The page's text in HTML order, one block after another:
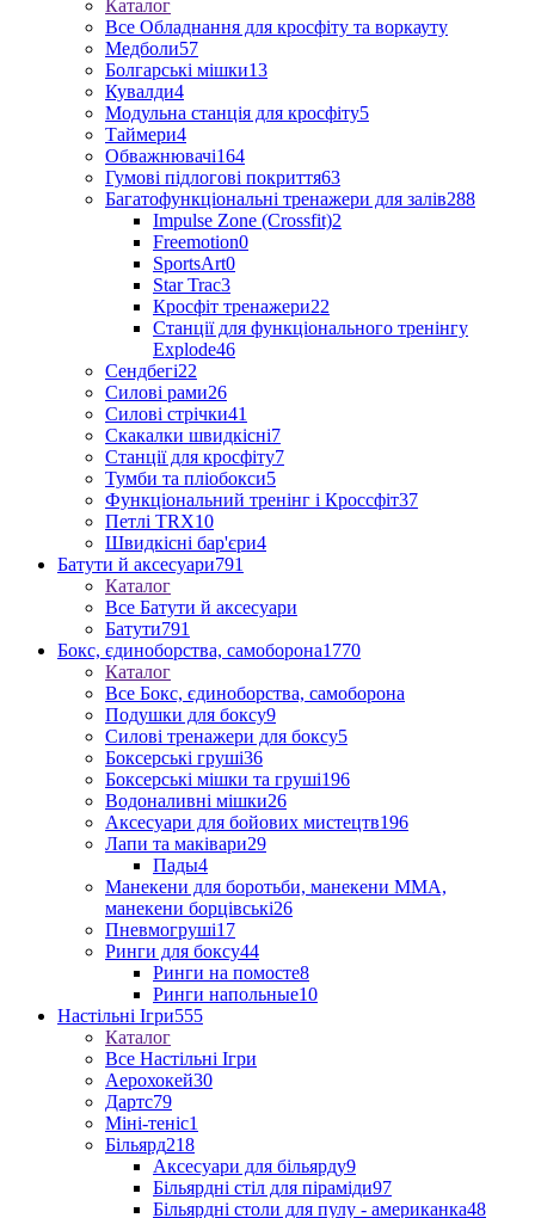
Каталог
Все Обладнання для кросфіту та воркауту
Медболи57
Болгарські мішки13
Кувалди4
Модульна станція для кросфіту5
Таймери4
Обважнювачі164
Гумові підлогові покриття63
Багатофункціональні тренажери для залів288
Impulse Zone (Crossfit)2
Freemotion0
SportsArt0
Star Trac3
Кросфіт тренажери22
Станції для функціонального тренінгу
Explode46
Сендбегі22
Силові рами26
Силові стрічки41
Скакалки швидкісні7
Станції для кросфіту7
Тумби та пліобокси5
Функціональний тренінг і Кроссфіт37
Петлі TRX10
Швидкісні бар'єри4
Батути й аксесуари791
Каталог
Все Батути й аксесуари
Батути791
Бокс, єдиноборства, самоборона1770
Каталог
Все Бокс, єдиноборства, самоборона
Подушки для боксу9
Силові тренажери для боксу5
Боксерські груші36
Боксерські мішки та груші196
Водоналивні мішки26
Аксесуари для бойових мистецтв196
Лапи та маківари29
Пады4
Манекени для боротьби, манекени ММА,
манекени борцівські26
Пневмогруші17
Ринги для боксу44
Ринги на помосте8
Ринги напольные10
Настільні Ігри555
Каталог
Все Настільні Ігри
Аерохокей30
Дартс79
Міні-теніс1
Більярд218
Аксесуари для більярду9
Більярдні стіл для піраміди97
Більярдні столи для пулу - американка48